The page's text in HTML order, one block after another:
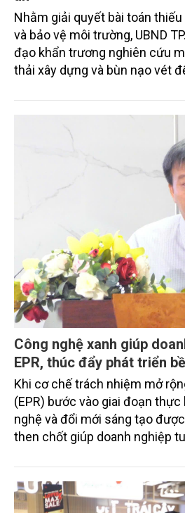
Nhằm giải quyết bài toán
và bảo vệ môi trường, UBND
đạo khẩn trương nghiên cứu
thải xây dựng và bùn nạo vét
Công nghệ xanh giúp
EPR, thúc đẩy phát triển
Khi cơ chế trách nhiệm mở
(EPR) bước vào giai đoạn
nghệ và đổi mới sáng tạo
then chốt giúp doanh nghiệp
đổi sang mô hình kinh tế tuần
bền vững.